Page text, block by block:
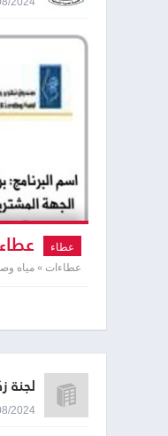
عطاء
عطاءات » مياه
لجنة
13/08/2024